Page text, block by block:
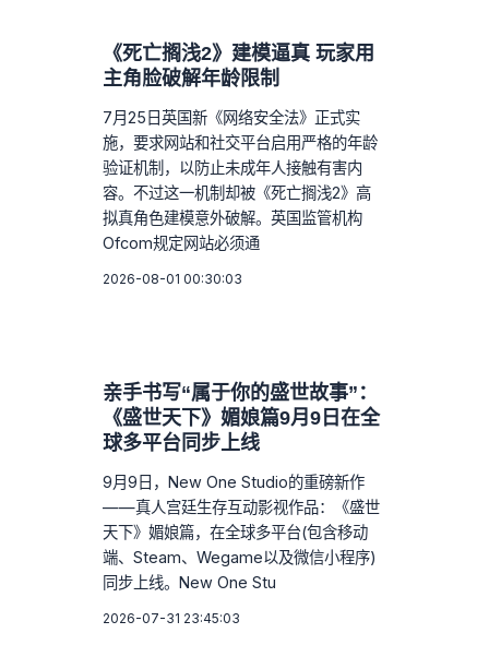
《死亡搁浅2》建模逼真 玩家用
主角脸破解年龄限制
7月25日英国新《网络安全法》正式实
施，要求网站和社交平台启用严格的年龄
验证机制，以防止未成年人接触有害内
容。不过这一机制却被《死亡搁浅2》高
拟真角色建模意外破解。英国监管机构
Ofcom规定网站必须通
2026-08-01 00:30:03
亲手书写“属于你的盛世故事”：
《盛世天下》媚娘篇9月9日在全
球多平台同步上线
9月9日，New One Studio的重磅新作
——真人宫廷生存互动影视作品：《盛世
天下》媚娘篇，在全球多平台(包含移动
端、Steam、Wegame以及微信小程序)
同步上线。New One Stu
2026-07-31 23:45:03